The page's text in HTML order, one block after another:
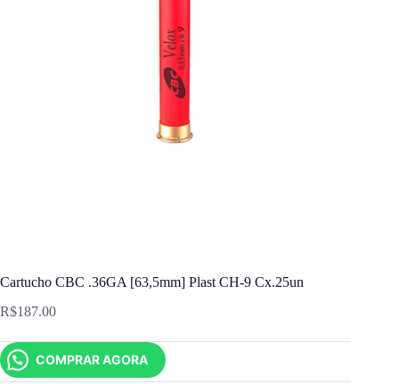
Cartucho CBC .36GA [63,5mm] Plast CH-9 Cx.25un
R$187.00
COMPRAR AGORA